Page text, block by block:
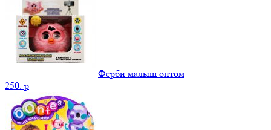
Ферби малыш оптом
250. p